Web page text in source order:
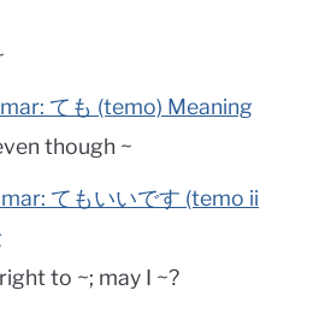
ても (temo) Meaning
though ~
てもいいです (temo ii
to ~; may I ~?